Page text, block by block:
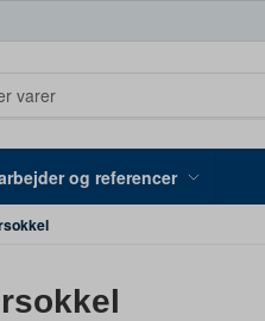
og referencer